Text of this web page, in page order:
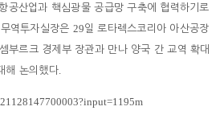
공산업과 핵심광물 공급망 구축에 협력하기로
역투자실장은 29일 로타렉스코리아 아산공장
부르크 경제부 장관과 만나 양국 간 교역 확대
해 논의했다.